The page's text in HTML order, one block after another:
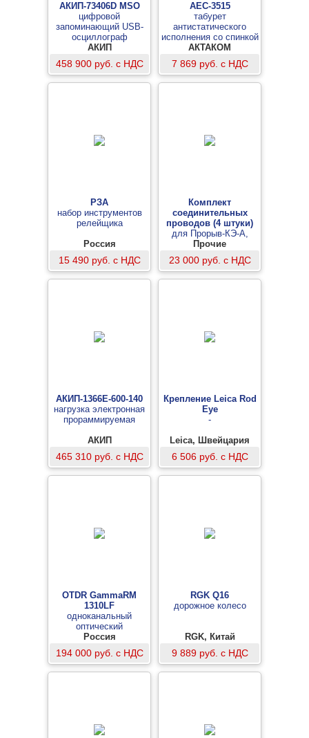
АКИП-73406D MSO
цифровой
запоминающий USB-
осциллограф
смешанных сигналов
АКИП
458 900 руб. с НДС
АЕС-3515
табурет
антистатического
исполнения со спинкой
АКТАКОМ
7 869 руб. с НДС
РЗА
набор инструментов
релейщика
Россия
15 490 руб. с НДС
Комплект
соединительных
проводов (4 штуки)
для Прорыв-КЭ-А,
Прорыв-Т-А
Прочие
23 000 руб. с НДС
АКИП-1366E-600-140
нагрузка электронная
прораммируемая
АКИП
465 310 руб. с НДС
Крепление Leica Rod
Eye
-
Leica, Швейцария
6 506 руб. с НДС
OTDR GammaRM
1310LF
одноканальный
оптический
рефлектометр для
систем мониторинга
Россия
194 000 руб. с НДС
RGK Q16
дорожное колесо
RGK, Китай
9 889 руб. с НДС